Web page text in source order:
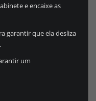
e encaixe as
garantir que ela desliza
um